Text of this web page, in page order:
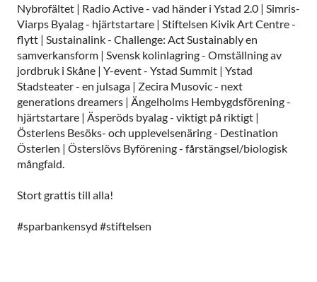
Nybrofältet | Radio Active - vad händer i Ystad 2.0 | Simris-
Viarps Byalag - hjärtstartare | Stiftelsen Kivik Art Centre -
flytt | Sustainalink - Challenge: Act Sustainably en
samverkansform | Svensk kolinlagring - Omställning av
jordbruk i Skåne | Y-event - Ystad Summit | Ystad
Stadsteater - en julsaga | Zecira Musovic - next
generations dreamers | Ängelholms Hembygdsförening -
hjärtstartare | Äsperöds byalag - viktigt på riktigt |
Österlens Besöks- och upplevelsenäring - Destination
Österlen | Österslövs Byförening - fårstängsel/biologisk
mångfald.
Stort grattis till alla!
#sparbankensyd #stiftelsen